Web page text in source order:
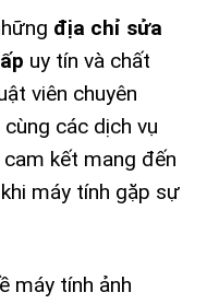
địa chỉ sửa
uy tín và chất
viên chuyên
các dịch vụ
kết mang đến
máy tính gặp sự
máy tính ảnh